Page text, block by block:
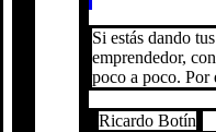
Si estás dando
emprendedor,
poco a poco. Por
Ricardo Botín